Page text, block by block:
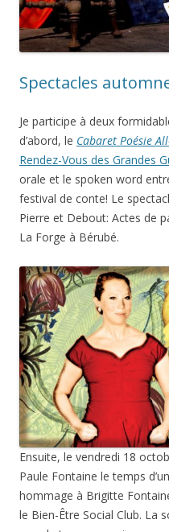
Spectacles
Je participe à deux
d’abord, le Cabaret Poésie
Rendez-Vous des Grandes
orale et le spoken word
festival de conte! Le
Pierre et Debout: Actes de
La Forge à Bérubé.
Ensuite, le vendredi 18
Paule Fontaine le temps
hommage à Brigitte
le Bien-Être Social Club. La